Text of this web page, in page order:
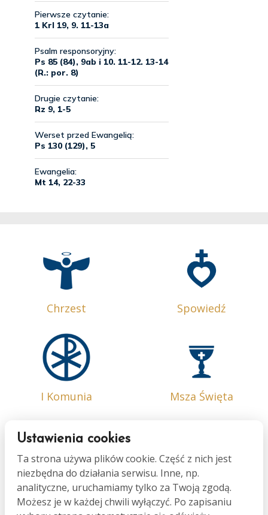
Chrzest Spowiedź
I Komunia Msza Święta
Bierzmowanie Małżeństwo
Ustawienia cookies
Ta strona używa plików cookie. Część z nich jest
niezbędna do działania serwisu. Inne, np.
analityczne, uruchamiamy tylko za Twoją zgodą.
Możesz je w każdej chwili wyłączyć. Po zapisaniu